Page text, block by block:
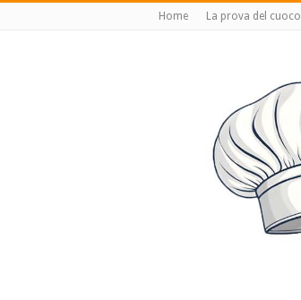
Home La prova del cuoco